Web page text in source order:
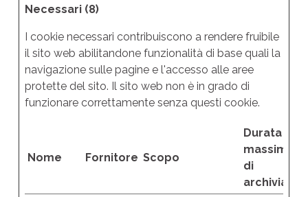
Necessari (8)
I cookie necessari contribuiscono a rendere fruibile
il sito web abilitandone funzionalità di base quali la
navigazione sulle pagine e l'accesso alle aree
protette del sito. Il sito web non è in grado di
funzionare correttamente senza questi cookie.
Nome Fornitore Scopo
Durata
massima
di